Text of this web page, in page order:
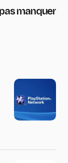
manquer